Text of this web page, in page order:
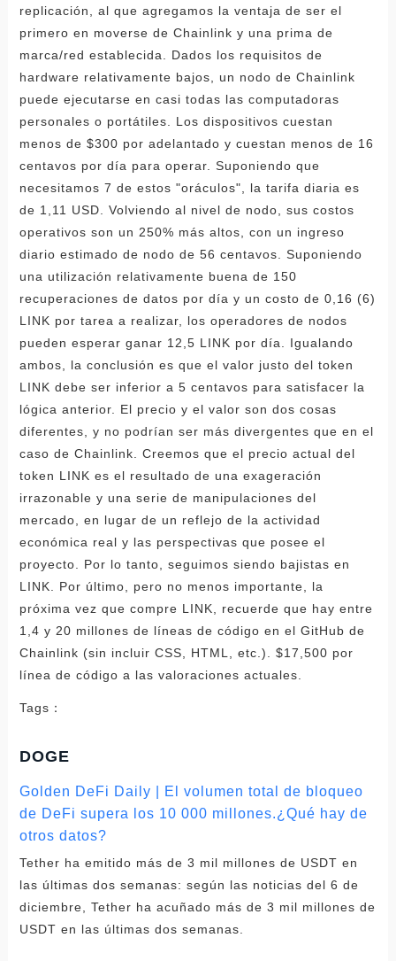
Tags：
DOGE
Golden DeFi Daily | El volumen total de bloqueo
de DeFi supera los 10 000 millones.¿Qué hay de
otros datos?
Tether ha emitido más de 3 mil millones de USDT en
las últimas dos semanas: según las noticias del 6 de
diciembre, Tether ha acuñado más de 3 mil millones de
USDT en las últimas dos semanas.